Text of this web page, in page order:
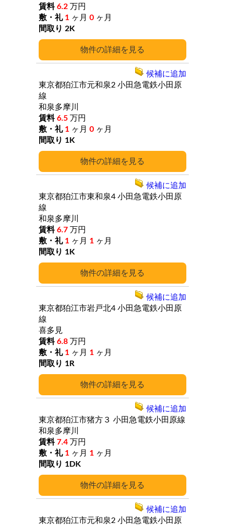
詳細
6.2 万円
1 ヶ月 0 ヶ月
2K
詳細
東京都狛江市元和泉2 小田急電鉄小田原
線
和泉多摩川
6.5 万円
1 ヶ月 0 ヶ月
1K
候補に追加
詳細
東京都狛江市東和泉4 小田急電鉄小田原
線
和泉多摩川
6.7 万円
1 ヶ月 1 ヶ月
1K
候補に追加
詳細
東京都狛江市岩戸北4 小田急電鉄小田原
線
喜多見
6.8 万円
1 ヶ月 1 ヶ月
1R
候補に追加
詳細
東京都狛江市猪方３ 小田急電鉄小田原線
和泉多摩川
7.4 万円
1 ヶ月 1 ヶ月
1DK
候補に追加
東京都狛江市元和泉2 小田急電鉄小田原
候補に追加